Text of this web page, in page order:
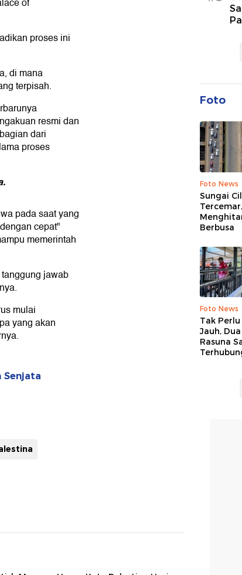
of
proses ini
di mana
terpisah.
resmi dan
dari
proses
pada saat yang
cepat"
memerintah
jawab
mulai
yang akan
Senjata
Foto
Foto News
Sungai
Berbusa
Foto News
Tak
Jauh,
Rasuna